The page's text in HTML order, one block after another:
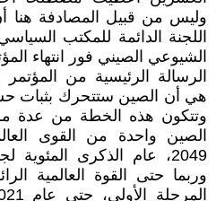
وليس من قبيل المصادفة هنا
اللجنة الدائمة للمكتب
الشيوعي الصيني فور انتهاء
الرسالة الرئيسية من
هي أن الصين ستتحرك بثبات
وتتكون هذه الخطة من عدة
الصين واحدة من القوى
2049، عام الذكرى
وربما حتى القوة العالمية